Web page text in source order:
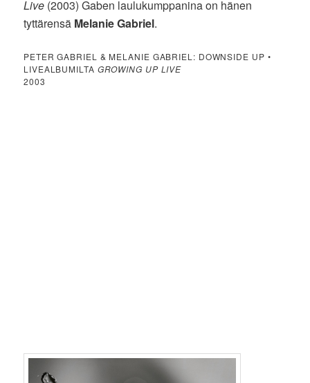
Live (2003) Gaben laulukumppanina on hänen
tyttärensä Melanie Gabriel.
PETER GABRIEL & MELANIE GABRIEL: DOWNSIDE UP •
LIVEALBUMILTA GROWING UP LIVE
2003